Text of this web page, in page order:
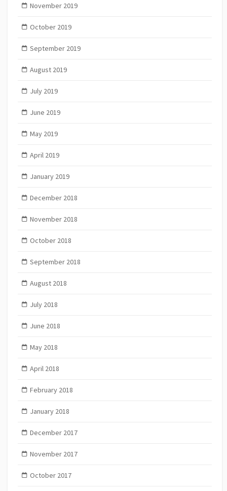
November 2019
October 2019
September 2019
August 2019
July 2019
June 2019
May 2019
April 2019
January 2019
December 2018
November 2018
October 2018
September 2018
August 2018
July 2018
June 2018
May 2018
April 2018
February 2018
January 2018
December 2017
November 2017
October 2017